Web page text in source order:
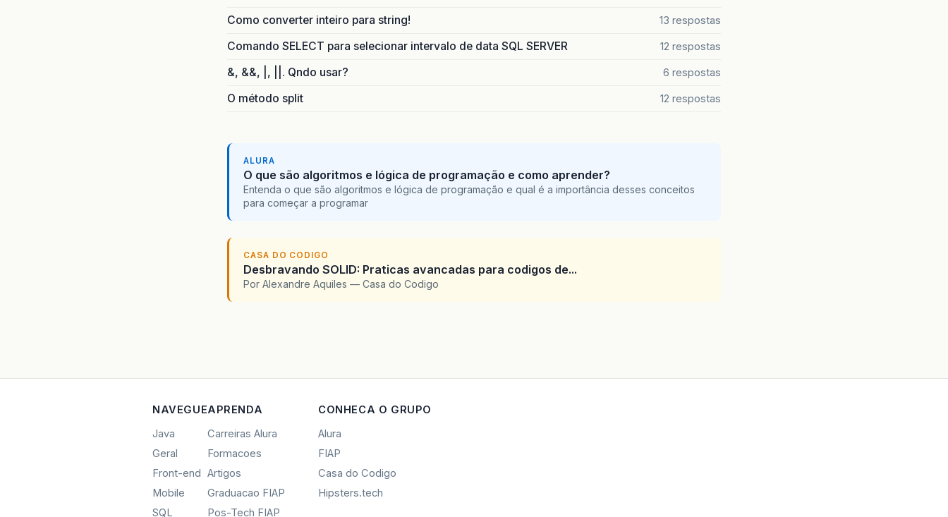
Como converter inteiro para string! 13 respostas
Comando SELECT para selecionar intervalo de data SQL SERVER 12 respostas
&, &&, |, ||. Qndo usar? 6 respostas
O método split 12 respostas
ALURA
O que são algoritmos e lógica de programação e como aprender?
Entenda o que são algoritmos e lógica de programação e qual é a importância desses conceitos
para começar a programar
CASA DO CODIGO
Desbravando SOLID: Praticas avancadas para codigos de...
Por Alexandre Aquiles — Casa do Codigo
NAVEGUE
Java
Geral
Front-end
Mobile
SQL
APRENDA
Carreiras Alura
Formacoes
Artigos
Graduacao FIAP
Pos-Tech FIAP
CONHECA O GRUPO
Alura
FIAP
Casa do Codigo
Hipsters.tech